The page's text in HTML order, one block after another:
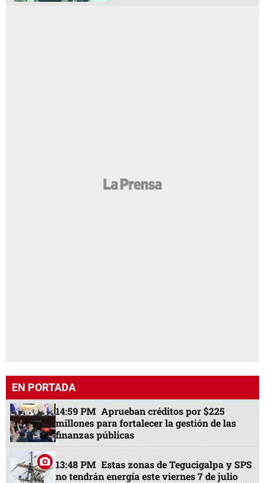
EN PORTADA
14:59 PM Aprueban créditos por $225
millones para fortalecer la gestión de las
finanzas públicas
13:48 PM Estas zonas de Tegucigalpa y SPS
no tendrán energía este viernes 7 de julio